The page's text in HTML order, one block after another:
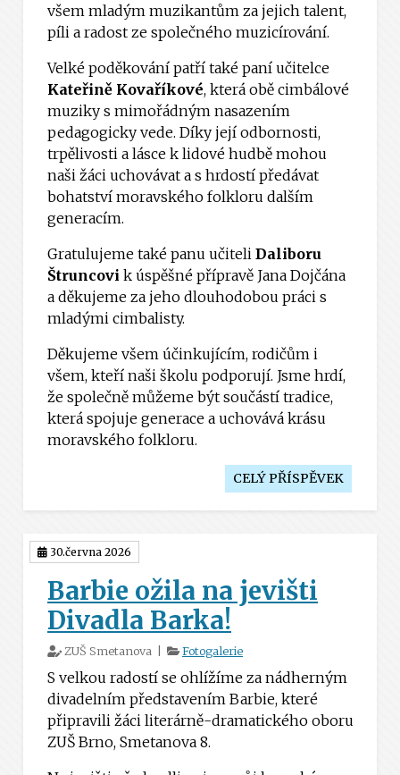
všem mladým muzikantům za jejich talent,
píli a radost ze společného muzicírování.
Velké poděkování patří také paní učitelce
Kateřině Kovaříkové, která obě cimbálové
muziky s mimořádným nasazením
pedagogicky vede. Díky její odbornosti,
trpělivosti a lásce k lidové hudbě mohou
naši žáci uchovávat a s hrdostí předávat
bohatství moravského folkloru dalším
generacím.
Gratulujeme také panu učiteli Daliboru
Štruncovi k úspěšné přípravě Jana Dojčána
a děkujeme za jeho dlouhodobou práci s
mladými cimbalisty.
Děkujeme všem účinkujícím, rodičům i
všem, kteří naši školu podporují. Jsme hrdí,
že společně můžeme být součástí tradice,
která spojuje generace a uchovává krásu
moravského folkloru.
CELÝ PŘÍSPĚVEK
30.června 2026
Barbie ožila na jevišti
Divadla Barka!
ZUŠ Smetanova | Fotogalerie
S velkou radostí se ohlížíme za nádherným
divadelním představením Barbie, které
připravili žáci literárně-dramatického oboru
ZUŠ Brno, Smetanova 8.